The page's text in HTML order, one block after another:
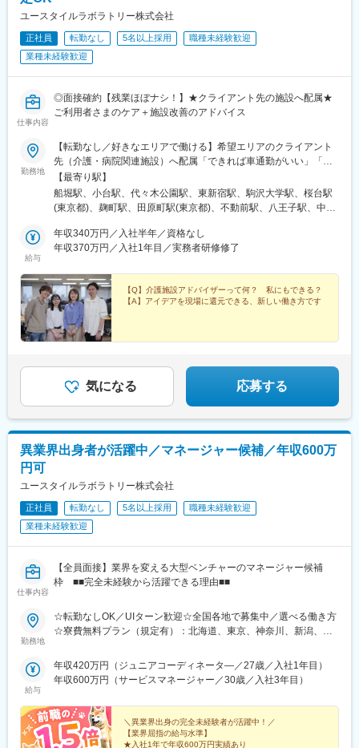
ユースタイルラボラトリー株式会社
正社員 転勤なし 5名以上採用
職種未経験歓迎
業種未経験歓迎
仕事内容
◎面接確約【残業ほぼナシ！】★クライアント先の施設へ配属★
ご利用者さまのケア＋施設改善のアドバイス
勤務地
【転勤なし／好きなエリアで働ける】希望エリアのクライアント
先（介護・病院関連施設）へ配属「できれば車通勤がいい」「未
経験なので先輩スタッフと一緒に働きたい」等ご相談ください！
━━【配属エリア】━━＜1＞北海道・東北／北海道、岩手※、宮
城、福島＜2＞北関東／茨城、栃木、群馬＜3＞首都圏／東京、神
岡、岐阜＜6＞関西／大阪、京都、兵庫、和歌山、奈良※＜7＞中
四国／広島※、岡山※＜8＞九州／福岡、熊本※、長崎※、大分※、鹿
長期的に築くことができます！（※印のエリアは経験者のみ採用中
です）☆勤務地住所は一例となります。━━【転居希望者向けの
働き方も】━━将来的に地元を離れたい方は、半年ほど地元勤務
後、東京神奈川など首都圏への転勤も可能！移住支援制度（費用
会社負担）もあり、早期キャリアアップも見込めます！
【最寄り駅】
船堀駅、小台駅、代々木公園駅、東新宿駅、駒沢大学駅、桜台駅
(東京都)、麹町駅、田原町駅(東京都)、不動前駅、八王子駅、中野
駅(函館本線)、新道東駅、西２８丁目駅、郡山駅(福島県)、愛子
駅、北仙台駅、泉中央駅、作並駅、境町駅、高崎駅、東武宇都宮
駅、和光市駅、岩槻駅、志久駅、戸塚安行駅、久喜駅、浜野駅、
六実駅、常盤平駅、みどり台駅、柏駅、小机駅、古淵駅、高座渋
谷駅、横浜駅、辻堂駅、淵野辺駅、いずみ中央駅、越後赤塚駅、
新潟駅、見附駅、名鉄岐阜駅、松本駅、積志駅、東静岡駅、桜橋
駅(静岡県)、小垣江駅、北新川駅、神領駅、名鉄名古屋駅、小野駅
駅、神宮丸太町駅、古市駅(大阪府)、大日駅、門真南駅、瑞光四丁
目駅、星ケ丘駅(大阪府)、城北公園通駅、南巽駅、崇禅寺駅、尼崎
駅(阪神線)、山陽天満駅、加古川駅、新神戸駅、住吉駅(兵庫県・
東海道)、香櫨園駅、中山寺駅、大久保駅(兵庫県)、舞子公園駅、
六甲駅、富雄駅、横川駅、小網町駅、吉塚駅、茶山駅(福岡県)、九
通り駅、代々木八幡駅、立場駅
給与
年収340万円／入社半年／資格なし
年収370万円／入社1年目／実務者研修修了
【Q】介護施設アドバイザーって何？ 私にもできる？
【A】アイデアを現場に還元できる、新しい働き方です
気になる 応募する
異業界出身者が活躍中／マネージャー候補／年収600万
円可
ユースタイルラボラトリー株式会社
正社員 転勤なし 5名以上採用
職種未経験歓迎
業種未経験歓迎
仕事内容
【全員面接】業界を変える大型ベンチャーのマネージャー候補
枠 ■■完全未経験から活躍できる理由■■
勤務地
☆転勤なしOK／UIターン歓迎☆全国各地で募集中／選べる働き方
☆寮費無料プラン（規定有）：北海道、東京、神奈川、新潟、三
ス】◇地元採用・転勤なし可■東北／北海道、青森、岩手、宮城、
山形、福島■関東甲信越／茨城、栃木、群馬、埼玉、千葉、東京、
■関西／滋賀、京都、大阪、兵庫、奈良、和歌山■中国・四国／岡
山、広島、山口、徳島、香川、愛媛、高知■九州／福岡、佐賀、長
崎、熊本、大分、宮崎、鹿児島、沖縄☆江戸川・川崎・湘南・川
給与
年収420万円（ジュニアコーディネータ―／27歳／入社1年目）
年収600万円（サービスマネージャー／30歳／入社3年目）
＼異業界出身の完全未経験者が活躍中！／
【業界屈指の給与水準】
★入社1年で年収600万円実績あり